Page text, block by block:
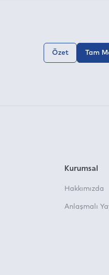
Özet Tam
Kurumsal
Hakkımızda
Anlaşmalı